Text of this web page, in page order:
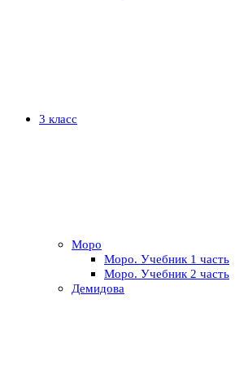
3 класс
Моро
Моро. Учебник 1 часть
Моро. Учебник 2 часть
Демидова